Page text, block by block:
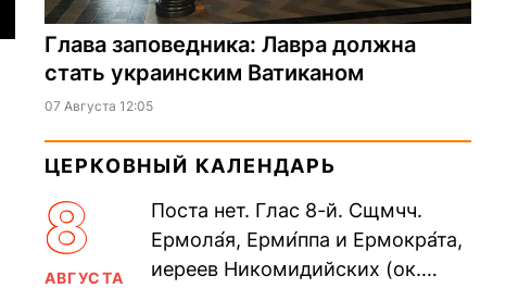
Глава заповедника: Лавра должна
стать украинским Ватиканом
07 Августа 12:05
ЦЕРКОВНЫЙ КАЛЕНДАРЬ
8
АВГУСТА
Поста нет. Глас 8-й. Сщмчч.
Ермола́я, Ерми́ппа и Ермокра́та,
иереев Никомидийских (ок.